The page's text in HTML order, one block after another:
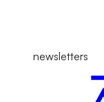
newsletters